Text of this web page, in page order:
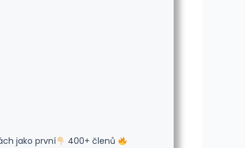
jako první 400+ členů